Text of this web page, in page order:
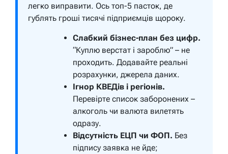
легко виправити. Ось топ-5 пасток, де
гублять гроші тисячі підприємців щороку.
Слабкий бізнес-план без цифр.
“Куплю верстат і зароблю” – не
проходить. Додавайте реальні
розрахунки, джерела даних.
Ігнор КВЕДів і регіонів.
Перевірте список заборонених –
алкоголь чи валюта вилетять
одразу.
Відсутність ЕЦП чи ФОП. Без
підпису заявка не йде;